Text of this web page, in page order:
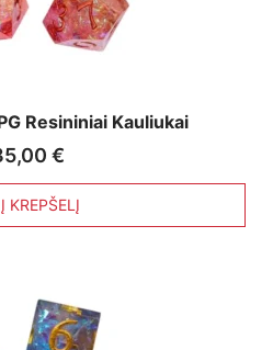
Resininiai Kauliukai
€
Į KREPŠELĮ